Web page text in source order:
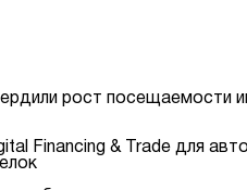
рост посещаемости
Financing & Trade для